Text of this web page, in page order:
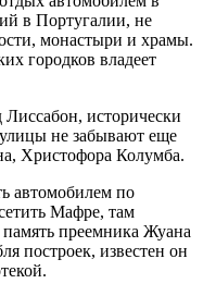
в Португалии, не
монастыри и храмы.
городков владеет
исторически
не забывают еще
Христофора Колумба.
автомобилем по
Мафре, там
преемника Жуана
построек, известен он